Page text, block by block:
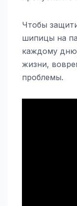
Чтобы
шипицы на
каждому
жизни,
проблемы.